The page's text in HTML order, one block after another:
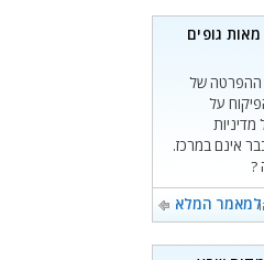
גופים
ההפרטה של
על
אינם במרכז.
?
למאמר המלא